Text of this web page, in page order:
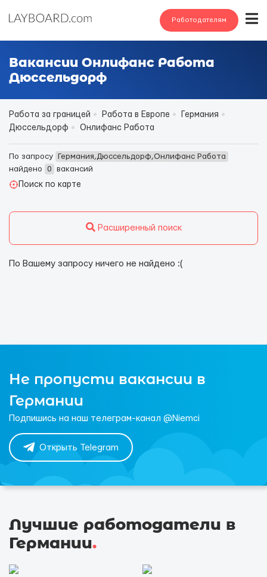
Работодателям
Вакансии Онлифанс Работа
Дюссельдорф
Работа за границей Работа в Европе
Германия
Дюссельдорф
Онлифанс Работа
По запросу
Германия,Дюссельдорф,Онлифанс Работа
найдено
0
вакансий
Поиск по карте
Расширенный поиск
По Вашему запросу ничего не найдено :(
Не пропусти вакансии в
Германии
Подпишись на наш телеграм-канал @Niemci
Открыть Telegram
Лучшие работодатели в
Германии.